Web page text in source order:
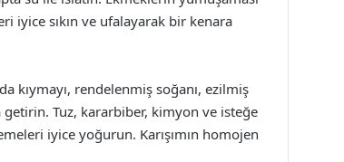
iyice sıkın ve ufalayarak bir kenara
kıymayı, rendelenmiş soğanı, ezilmiş
getirin. Tuz, kararbiber, kimyon ve isteğe
iyice yoğurun. Karışımın homojen